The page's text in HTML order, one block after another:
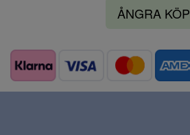
ÅNGRA KÖP